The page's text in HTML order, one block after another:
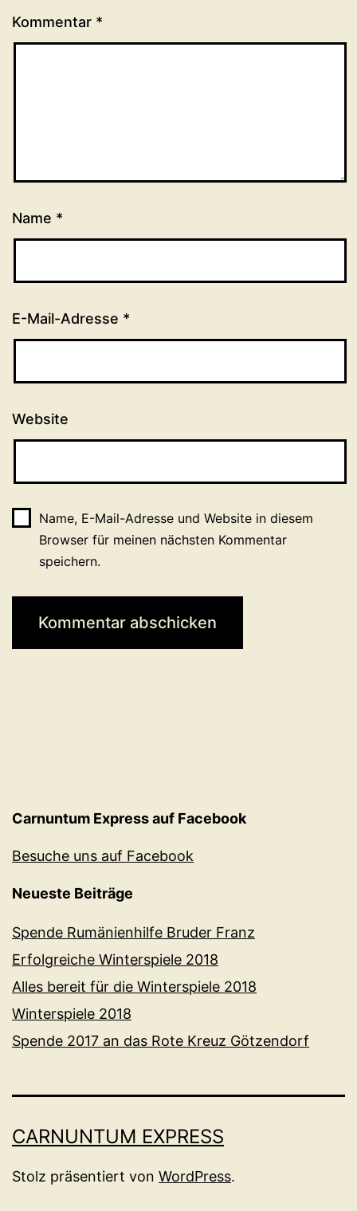
Kommentar *
Name *
E-Mail-Adresse *
Website
Name, E-Mail-Adresse und Website in diesem
Browser für meinen nächsten Kommentar
speichern.
Carnuntum Express auf Facebook
Besuche uns auf Facebook
Neueste Beiträge
Spende Rumänienhilfe Bruder Franz
Erfolgreiche Winterspiele 2018
Alles bereit für die Winterspiele 2018
Winterspiele 2018
Spende 2017 an das Rote Kreuz Götzendorf
CARNUNTUM EXPRESS
Stolz präsentiert von WordPress.